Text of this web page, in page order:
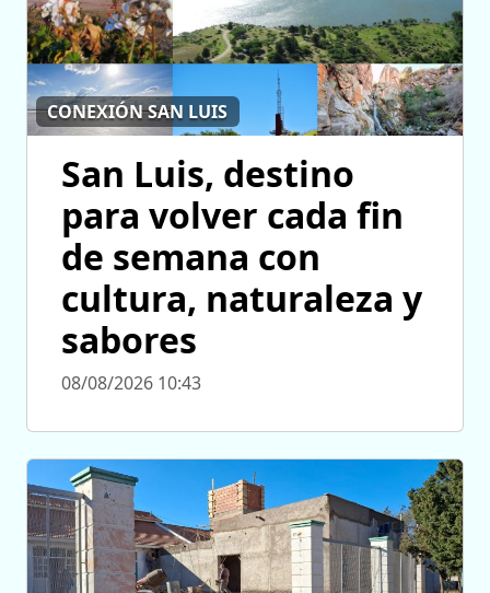
CONEXIÓN SAN LUIS
San Luis, destino
para volver cada fin
de semana con
cultura, naturaleza y
sabores
08/08/2026 10:43